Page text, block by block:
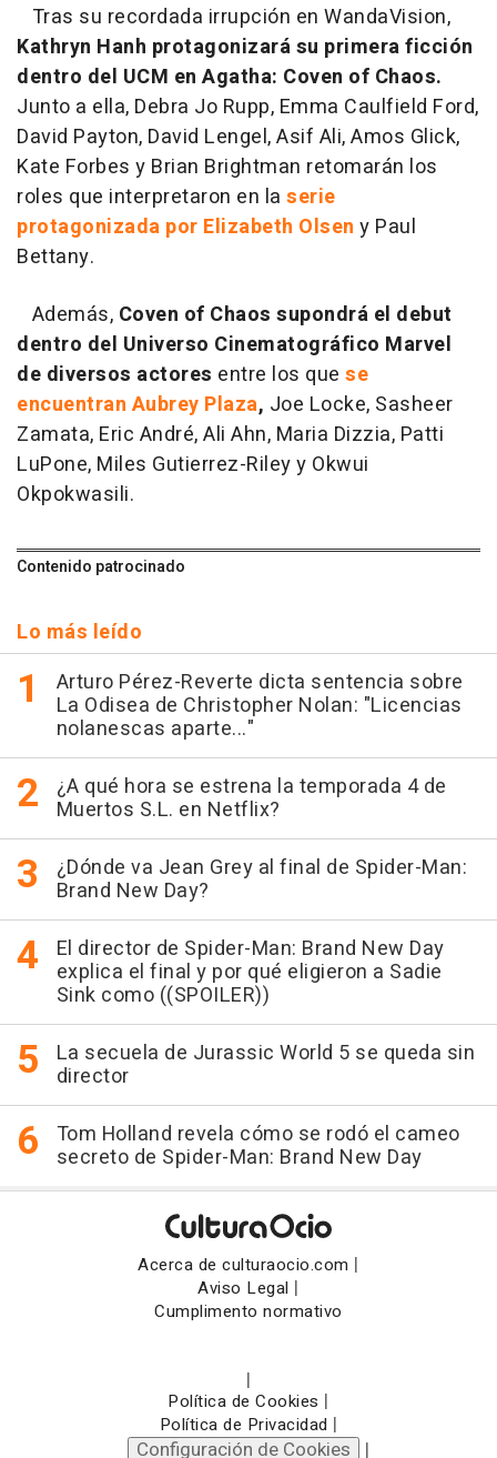
Tras su recordada irrupción en WandaVision,
Kathryn Hanh protagonizará su primera ficción
dentro del UCM en Agatha: Coven of Chaos.
Junto a ella, Debra Jo Rupp, Emma Caulfield Ford,
David Payton, David Lengel, Asif Ali, Amos Glick,
Kate Forbes y Brian Brightman retomarán los
roles que interpretaron en la serie
protagonizada por Elizabeth Olsen y Paul
Bettany.
Además, Coven of Chaos supondrá el debut
dentro del Universo Cinematográfico Marvel
de diversos actores entre los que se
encuentran Aubrey Plaza, Joe Locke, Sasheer
Zamata, Eric André, Ali Ahn, Maria Dizzia, Patti
LuPone, Miles Gutierrez-Riley y Okwui
Okpokwasili.
Contenido patrocinado
Lo más leído
Arturo Pérez-Reverte dicta sentencia sobre
La Odisea de Christopher Nolan: "Licencias
nolanescas aparte..."
¿A qué hora se estrena la temporada 4 de
Muertos S.L. en Netflix?
¿Dónde va Jean Grey al final de Spider-Man:
Brand New Day?
El director de Spider-Man: Brand New Day
explica el final y por qué eligieron a Sadie
Sink como ((SPOILER))
La secuela de Jurassic World 5 se queda sin
director
Tom Holland revela cómo se rodó el cameo
secreto de Spider-Man: Brand New Day
Acerca de culturaocio.com |
Aviso Legal |
Cumplimento normativo
|
Política de Cookies |
Política de Privacidad |
Configuración de Cookies |